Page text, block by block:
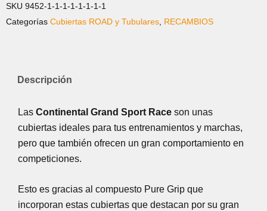
SKU 9452-1-1-1-1-1-1-1-1
Categorías Cubiertas ROAD y Tubulares RECAMBIOS
Descripción
Las Continental Grand Sport Race son unas
cubiertas ideales para tus entrenamientos y marchas,
pero que también ofrecen un gran comportamiento en
competiciones.
Esto es gracias al compuesto Pure Grip que
incorporan estas cubiertas que destacan por su gran